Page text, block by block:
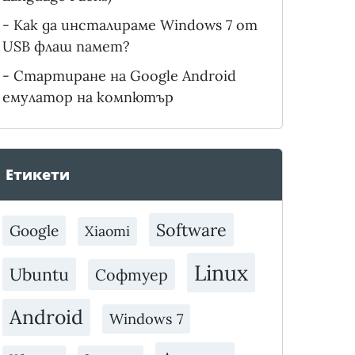
- Как да инсталираме Windows 7 от
USB флаш памет?
- Стартиране на Google Android
емулатор на компютър
Етикети
Google Xiaomi
Software
Ubuntu
Софтуер Linux
Android Windows 7